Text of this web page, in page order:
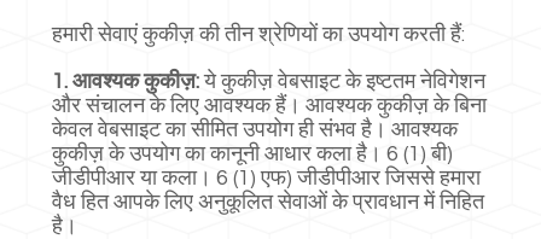
हमारी सेवाएं कुकीज़ की तीन श्रेणियों का उपयोग करती हैं:
1. आवश्यक कुकीज़:ये कुकीज़ वेबसाइट के इष्टतम नेविगेशन
और संचालन के लिए आवश्यक हैं। आवश्यक कुकीज़ के बिना
केवल वेबसाइट का सीमित उपयोग ही संभव है। आवश्यक
कुकीज़ के उपयोग का कानूनी आधार कला है। 6 (1) बी)
जीडीपीआर या कला। 6 (1) एफ) जीडीपीआर जिससे हमारा
वैध हित आपके लिए अनुकूलित सेवाओं के प्रावधान में निहित
है।